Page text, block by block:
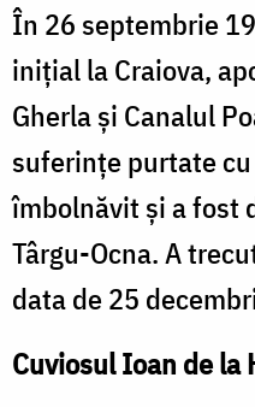
În 26 septembrie
inițial la Craiova,
Gherla și Canalul
suferințe purtate
îmbolnăvit și a fost
Târgu-Ocna. A
data de 25
Cuviosul Ioan de la